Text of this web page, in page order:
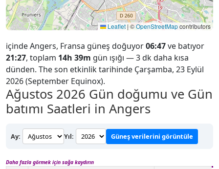
Leaflet |©OpenStreetMapcontributors
içinde Angers, Fransa güneş doğuyor06:47ve batıyor
21:27, toplam 14h 39m gün ışığı — 3 dk daha kısa
dünden. The son etkinlik tarihinde Çarşamba, 23 Eylül
2026 (September Equinox).
Ağustos 2026 Gün doğumu ve Gün
batımı Saatleri in Angers
Ay: Yıl: Güneş verilerini görüntüle
Daha fazla görmek için sağa kaydırın